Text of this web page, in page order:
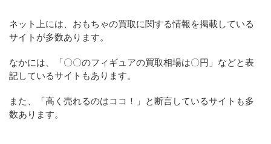
ネット上には、おもちゃの買取に関する情報を掲載している
サイトが多数あります。
なかには、「〇〇のフィギュアの買取相場は〇円」などと表
記しているサイトもあります。
また、「高く売れるのはココ！」と断言しているサイトも多
数あります。